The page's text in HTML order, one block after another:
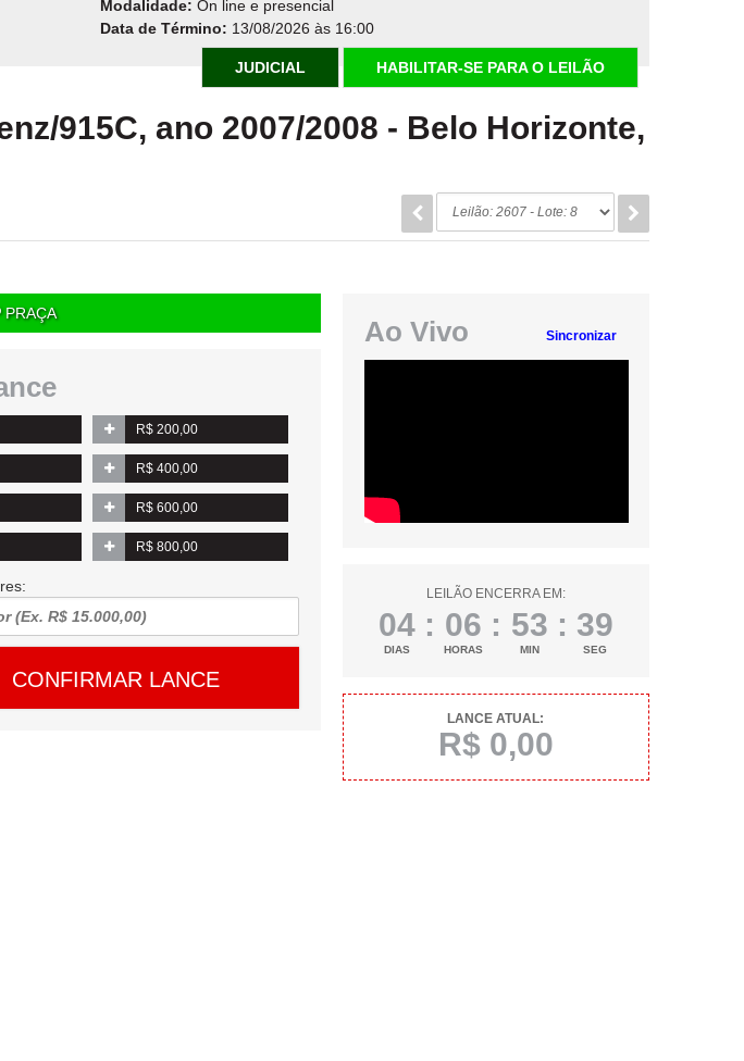
Modalidade: On line e presencial
Data de Término: 13/08/2026 às 16:00
JUDICIAL HABILITAR-SE PARA O LEILÃO
915C, ano 2007/2008 - Belo Horizonte,
PRAÇA
R$ 200,00
R$ 400,00
R$ 600,00
R$ 800,00
CONFIRMAR LANCE
Ao Vivo Sincronizar
LEILÃO ENCERRA EM:
04:
DIAS
06 :
HORAS
53 :
MIN
38
SEG
LANCE ATUAL:
R$ 0,00